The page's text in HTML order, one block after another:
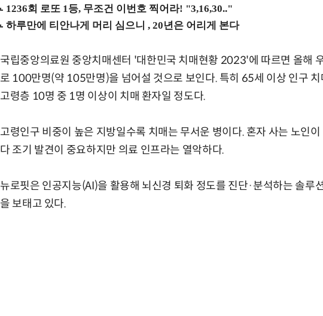
국립중앙의료원 중앙치매센터 '대한민국 치매현황 2023'에 따르면 올해
로 100만명(약 105만명)을 넘어설 것으로 보인다. 특히 65세 이상 인구
고령층 10명 중 1명 이상이 치매 환자일 정도다.
고령인구 비중이 높은 지방일수록 치매는 무서운 병이다. 혼자 사는 노인
다 조기 발견이 중요하지만 의료 인프라는 열악하다.
뉴로핏은 인공지능(AI)을 활용해 뇌신경 퇴화 정도를 진단·분석하는 솔루
을 보태고 있다.